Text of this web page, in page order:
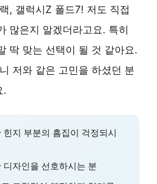
, 갤럭시Z 폴드7! 저도 직접
많은지 알겠더라고요. 특히
딱 맞는 선택이 될 것 같아요.
저와 같은 고민을 하셨던 분
.
힌지 부분의 흠집이 걱정되시
디자인을 선호하시는 분